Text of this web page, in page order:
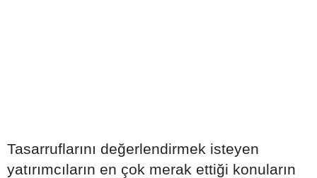
Tasarruflarını değerlendirmek isteyen
yatırımcıların en çok merak ettiği konuların